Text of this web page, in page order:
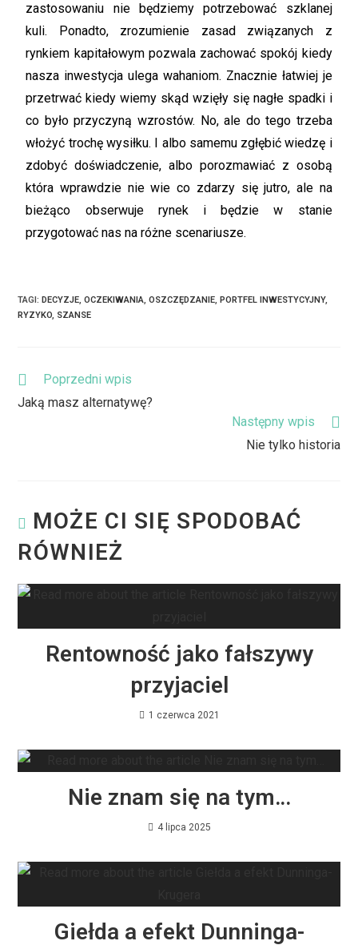
zastosowaniu nie będziemy potrzebować szklanej
kuli. Ponadto, zrozumienie zasad związanych z
rynkiem kapitałowym pozwala zachować spokój kiedy
nasza inwestycja ulega wahaniom. Znacznie łatwiej je
przetrwać kiedy wiemy skąd wzięły się nagłe spadki i
co było przyczyną wzrostów. No, ale do tego trzeba
włożyć trochę wysiłku. I albo samemu zgłębić wiedzę i
zdobyć doświadczenie, albo porozmawiać z osobą
która wprawdzie nie wie co zdarzy się jutro, ale na
bieżąco obserwuje rynek i będzie w stanie
przygotować nas na różne scenariusze.
TAGI:DECYZJE, OCZEKIWANIA, OSZCZĘDZANIE, PORTFEL INWESTYCYJNY,
RYZYKO, SZANSE
Poprzedni wpis
Jaką masz alternatywę?
Następny wpis
Nie tylko historia
MOŻE CI SIĘ SPODOBAĆ
RÓWNIEŻ
Rentowność jako fałszywy
przyjaciel
1 czerwca 2021
Nie znam się na tym…
4 lipca 2025
Giełda a efekt Dunninga-